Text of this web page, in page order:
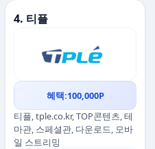
4. 티플
혜택:100,000P
티플, tple.co.kr, TOP콘텐츠, 테
마관, 스페셜관, 다운로드, 모바
일 스트리밍